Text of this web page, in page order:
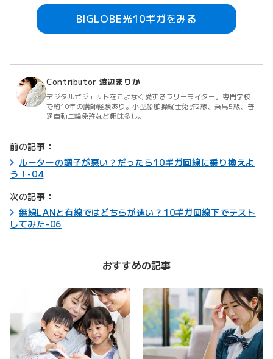
BIGLOBE光10ギガをみる
Contributor 渡辺まりか
デジタルガジェットをこよなく愛するフリーライター。専門学校
で約10年の講師経験あり。小型船舶操縦士免許2級、乗馬5級、普
通自動二輪免許など趣味多し。
前の記事：
ルーターの調子が悪い？だったら10ギガ回線に乗り換えよ
う！-04
次の記事：
無線LANと有線ではどちらが速い？10ギガ回線下でテスト
してみた-06
おすすめの記事